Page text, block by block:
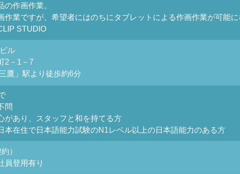
の作画作業。
作業ですが、希望者にはのちにタブレットによる作画作業が可能
STUDIO
ル
2－1－7
鷹」駅より徒歩約6分
問
があり、スタッフと和を持てる方
本在住で日本語能力試験のN1レベル以上の日本語能力のある方
）
員登用有り